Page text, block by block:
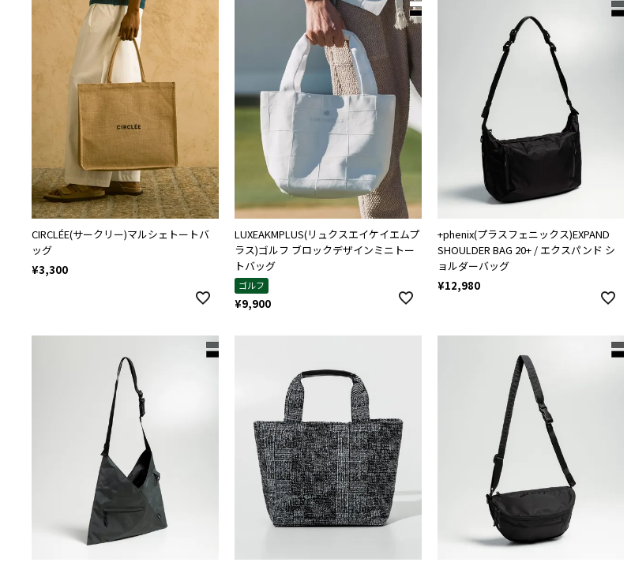
CIRCLÉE(サークリー)マルシェトートバ
ッグ
¥3,300
LUXEAKMPLUS(リュクスエイケイエムプ
ラス)ゴルフ ブロックデザインミニトー
トバッグ
ゴルフ
¥9,900
+phenix(プラスフェニックス)EXPAND
SHOULDER BAG 20+ / エクスパンド シ
ョルダーバッグ
¥12,980